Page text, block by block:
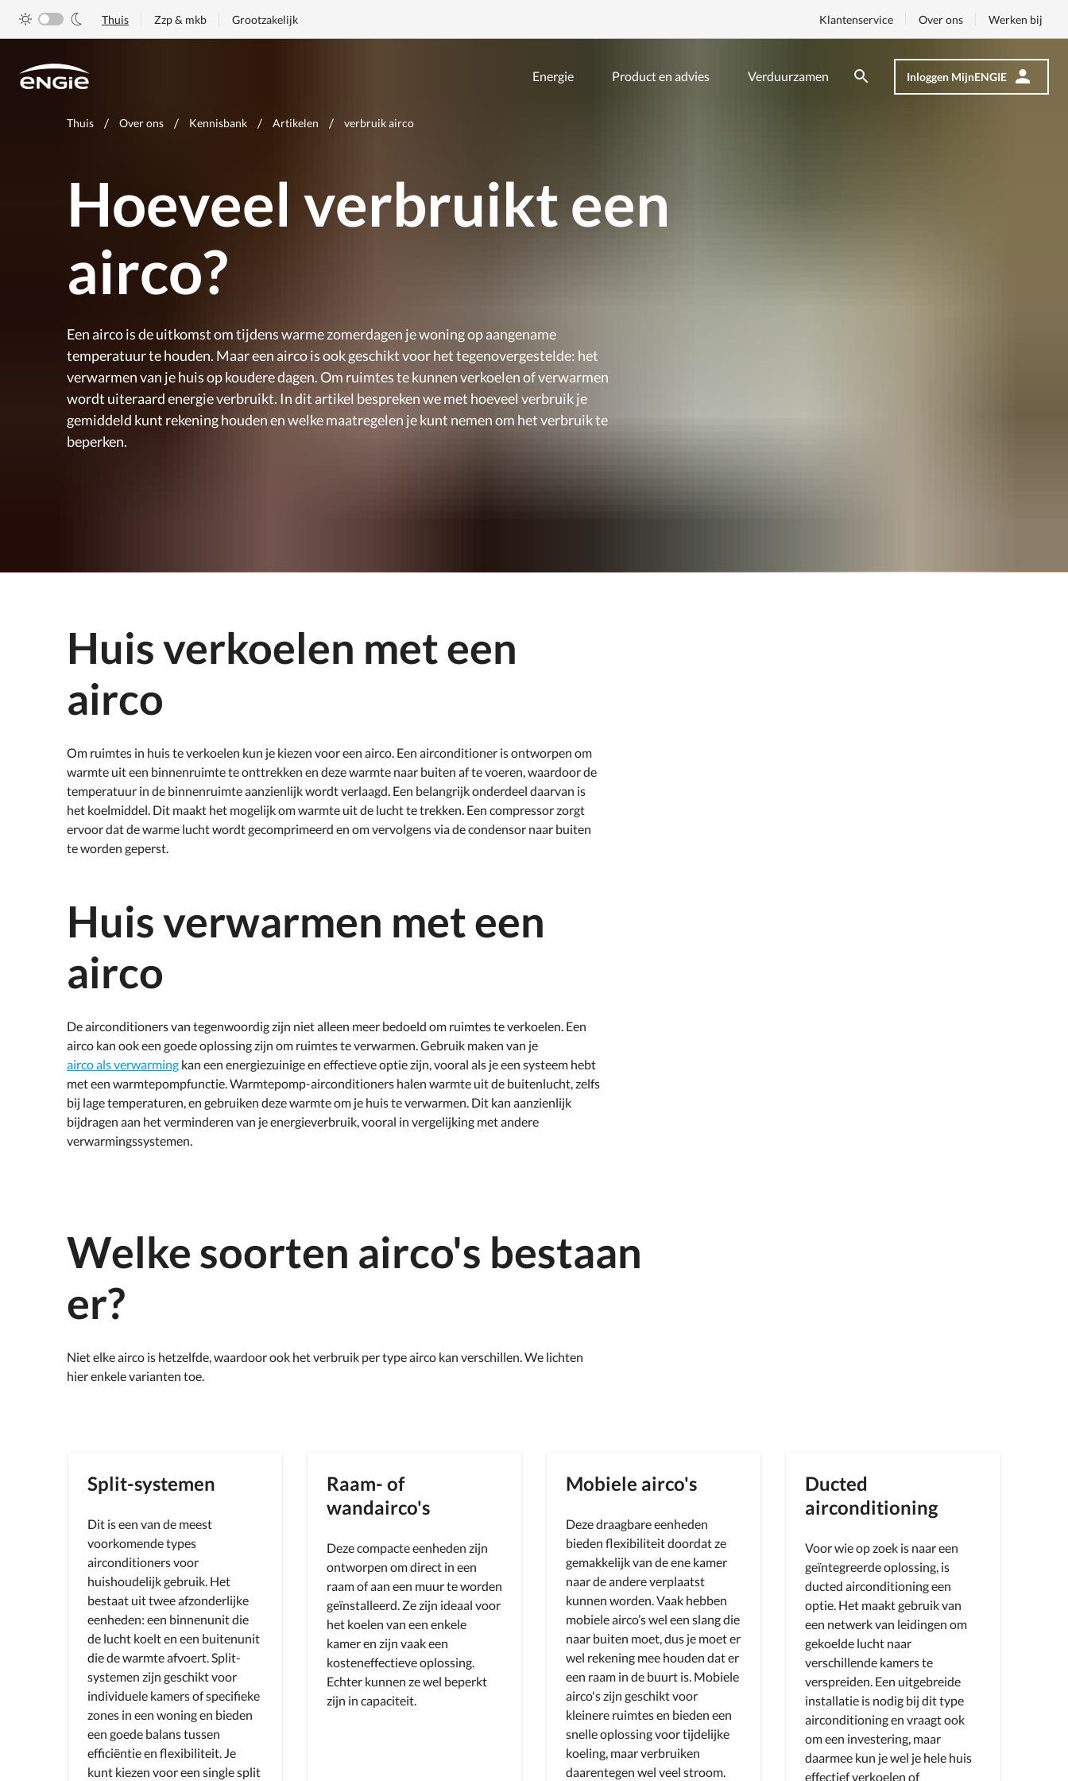
website
Zoeken
Energie Product en advies Verduurzamen
Thuis Zzp & mkb Grootzakelijk Klantenservice Over ons Werken bij
Zoeken Inloggen MijnENGIE
Je
Thuis Over ons Kennisbank Artikelen verbruik airco
Hoeveel verbruikt een
airco?
Een airco is de uitkomst om tijdens warme zomerdagen je woning op aangename
temperatuur te houden. Maar een airco is ook geschikt voor het tegenovergestelde: het
verwarmen van je huis op koudere dagen. Om ruimtes te kunnen verkoelen of verwarmen
wordt uiteraard energie verbruikt. In dit artikel bespreken we met hoeveel verbruik je
gemiddeld kunt rekening houden en welke maatregelen je kunt nemen om het verbruik te
beperken.
Huis verkoelen met een
airco
Om ruimtes in huis te verkoelen kun je kiezen voor een airco. Een airconditioner is ontworpen om
warmte uit een binnenruimte te onttrekken en deze warmte naar buiten af te voeren, waardoor de
temperatuur in de binnenruimte aanzienlijk wordt verlaagd. Een belangrijk onderdeel daarvan is
het koelmiddel. Dit maakt het mogelijk om warmte uit de lucht te trekken. Een compressor zorgt
ervoor dat de warme lucht wordt gecomprimeerd en om vervolgens via de condensor naar buiten
te worden geperst.
Huis verwarmen met een
airco
De airconditioners van tegenwoordig zijn niet alleen meer bedoeld om ruimtes te verkoelen. Een
airco kan ook een goede oplossing zijn om ruimtes te verwarmen. Gebruik maken van je
airco als verwarming kan een energiezuinige en effectieve optie zijn, vooral als je een systeem hebt
met een warmtepompfunctie. Warmtepomp-airconditioners halen warmte uit de buitenlucht, zelfs
bij lage temperaturen, en gebruiken deze warmte om je huis te verwarmen. Dit kan aanzienlijk
bijdragen aan het verminderen van je energieverbruik, vooral in vergelijking met andere
verwarmingssystemen.
Welke soorten airco's bestaan
er?
Niet elke airco is hetzelfde, waardoor ook het verbruik per type airco kan verschillen. We lichten
hier enkele varianten toe.
Split-systemen
Dit is een van de meest
voorkomende types
airconditioners voor
huishoudelijk gebruik. Het
bestaat uit twee afzonderlijke
eenheden: een binnenunit die
de lucht koelt en een buitenunit
die de warmte afvoert. Split-
systemen zijn geschikt voor
individuele kamers of specifieke
zones in een woning en bieden
een goede balans tussen
efficiëntie en flexibiliteit. Je
kunt kiezen voor een single split
Raam- of
wandairco's
Deze compacte eenheden zijn
ontworpen om direct in een
raam of aan een muur te worden
geïnstalleerd. Ze zijn ideaal voor
het koelen van een enkele
kamer en zijn vaak een
kosteneffectieve oplossing.
Echter kunnen ze wel beperkt
zijn in capaciteit.
Mobiele airco's
Deze draagbare eenheden
bieden flexibiliteit doordat ze
gemakkelijk van de ene kamer
naar de andere verplaatst
kunnen worden. Vaak hebben
mobiele airco’s wel een slang die
naar buiten moet, dus je moet er
wel rekening mee houden dat er
een raam in de buurt is. Mobiele
airco's zijn geschikt voor
kleinere ruimtes en bieden een
snelle oplossing voor tijdelijke
koeling, maar verbruiken
daarentegen wel veel stroom.
Ducted
airconditioning
Voor wie op zoek is naar een
geïntegreerde oplossing, is
ducted airconditioning een
optie. Het maakt gebruik van
een netwerk van leidingen om
gekoelde lucht naar
verschillende kamers te
verspreiden. Een uitgebreide
installatie is nodig bij dit type
airconditioning en vraagt ook
om een investering, maar
daarmee kun je wel je hele huis
effectief verkoelen of